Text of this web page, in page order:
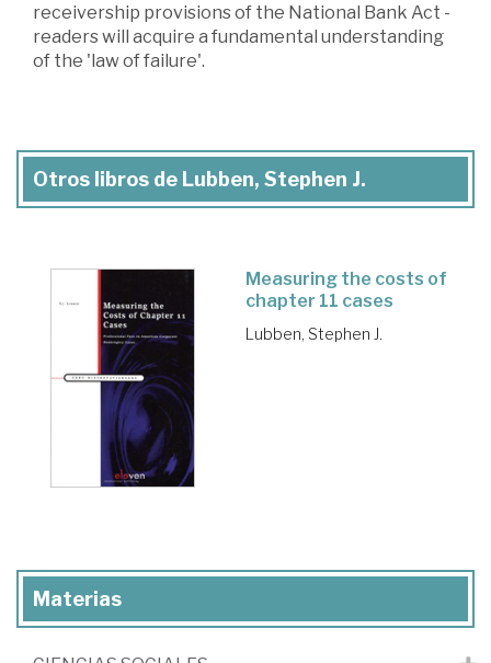
receivership provisions of the National Bank Act -
readers will acquire a fundamental understanding
of the 'law of failure'.
Otros libros de Lubben, Stephen J.
Measuring the costs of
chapter 11 cases
Lubben, Stephen J.
Materias